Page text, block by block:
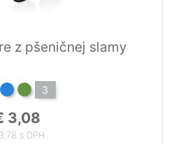
z pšeničnej slamy
3
3,08
s DPH